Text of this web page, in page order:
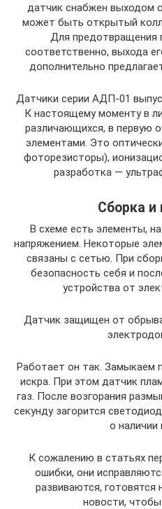
датчик снабжен выходом
может быть открытый
Для предотвращения
соответственно, выхода
дополнительно
Датчики серии АДП-01
К настоящему моменту в
различающихся, в первую
элементами. Это
фоторезисторы),
разработка —
Сборка и
В схеме есть элементы,
напряжением. Некоторые
связаны с сетью. При
безопасность себя и
устройства от
Датчик защищен от
Работает он так. Замыкаем
искра. При этом датчик
газ. После возгорания
секунду загорится
о наличии
К сожалению в статьях
ошибки, они
развиваются,
новости, чтобы